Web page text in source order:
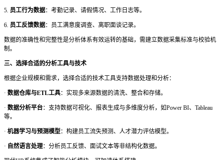
5. 员工行为数据：考勤记录、请假情况、工作日志等。
6. 员工反馈数据：员工满意度调查、离职面谈记录。
数据的准确性和完整性是分析体系有效运转的基础，需建立数据采集标准与校验机
制。
三、选择合适的分析工具与技术
根据企业规模和需求，选择合适的技术工具支持数据处理和分析：
· 数据仓库与ETL工具：实现多来源数据的清洗、整合和存储。
· 数据分析平台：支持数据可视化、报表生成与多维度分析，如Power BI、Tableau
等。
· 机器学习与预测模型：构建员工流失预测、人才潜力评估模型。
· 自然语言处理：分析员工反馈、面试文本等非结构化数据。